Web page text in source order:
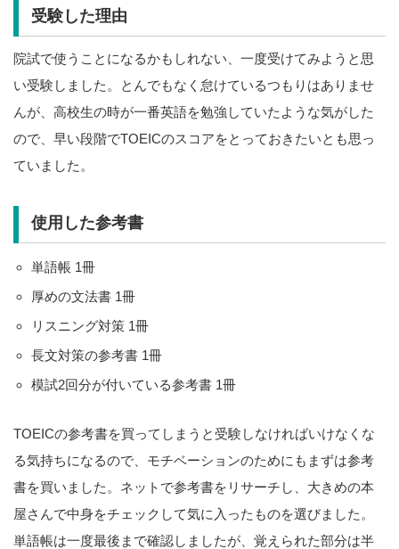
受験した理由
院試で使うことになるかもしれない、一度受けてみようと思
い受験しました。とんでもなく怠けているつもりはありませ
んが、高校生の時が一番英語を勉強していたような気がした
ので、早い段階でTOEICのスコアをとっておきたいとも思っ
ていました。
使用した参考書
単語帳 1冊
厚めの文法書 1冊
リスニング対策 1冊
長文対策の参考書 1冊
模試2回分が付いている参考書 1冊
TOEICの参考書を買ってしまうと受験しなければいけなくな
る気持ちになるので、モチベーションのためにもまずは参考
書を買いました。ネットで参考書をリサーチし、大きめの本
屋さんで中身をチェックして気に入ったものを選びました。
単語帳は一度最後まで確認しましたが、覚えられた部分は半